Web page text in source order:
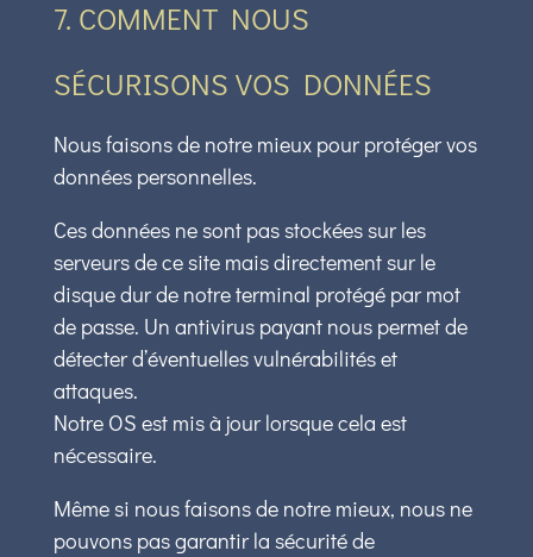
7. COMMENT NOUS
SÉCURISONS VOS DONNÉES
Nous faisons de notre mieux pour protéger vos
données personnelles.
Ces données ne sont pas stockées sur les
serveurs de ce site mais directement sur le
disque dur de notre terminal protégé par mot
de passe. Un antivirus payant nous permet de
détecter d’éventuelles vulnérabilités et
attaques.
Notre OS est mis à jour lorsque cela est
nécessaire.
Même si nous faisons de notre mieux, nous ne
pouvons pas garantir la sécurité de